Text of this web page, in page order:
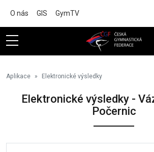
O nás GIS GymTV
Aplikace Elektronické výsledky
Elektronické výsledky -
Počernic